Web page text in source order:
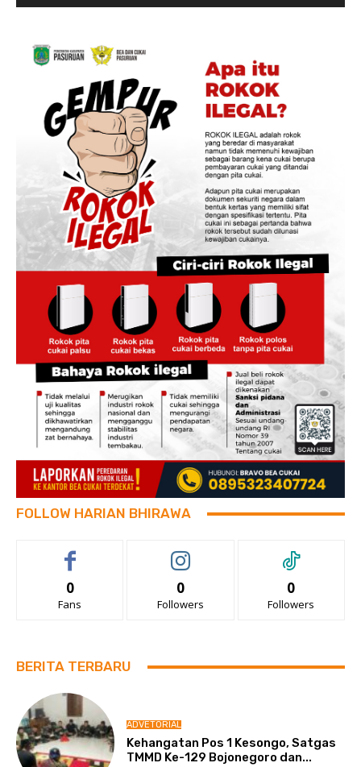
FOLLOW HARIAN BHIRAWA
0
Fans
0
Followers
0
Followers
BERITA TERBARU
ADVETORIAL
Kehangatan Pos 1 Kesongo, Satgas
TMMD Ke-129 Bojonegoro dan...